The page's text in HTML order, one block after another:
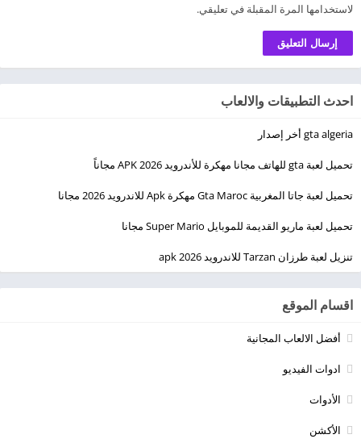
لاستخدامها المرة المقبلة في تعليقي.
احدث التطبيقات والالعاب
gta algeria أخر إصدار
تحميل لعبة gta للهاتف مجانا مهكرة للأندرويد 2026 APK مجاناً
تحميل لعبة جاتا المغربية Gta Maroc مهكرة Apk للاندرويد 2026 مجانا
تحميل لعبة ماريو القديمة للموبايل Super Mario مجانا
تنزيل لعبة طرزان Tarzan للاندرويد apk 2026
اقسام الموقع
أفضل الالعاب المجانية
ادوات الفيديو
الأدوات
الأكشن